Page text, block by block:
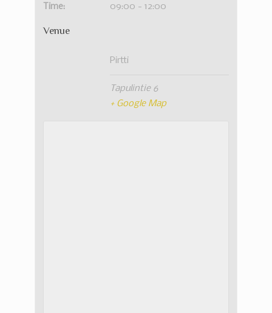
Time: 09:00 - 12:00
Venue
Pirtti
Tapulintie 6
+ Google Map